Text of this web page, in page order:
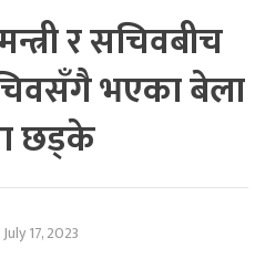
र सचिवबीच
भएका बेला
छड्के
July 17, 2023